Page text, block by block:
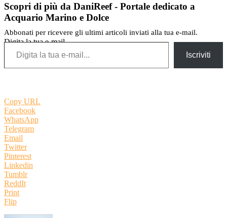
Scopri di più da DaniReef - Portale dedicato a
Acquario Marino e Dolce
Abbonati per ricevere gli ultimi articoli inviati alla tua e-mail.
Digita la tua e-mail...
Iscriviti
Copy URL
Facebook
WhatsApp
Telegram
Email
Twitter
Pinterest
Linkedin
Tumblr
ReddIt
Print
Flip